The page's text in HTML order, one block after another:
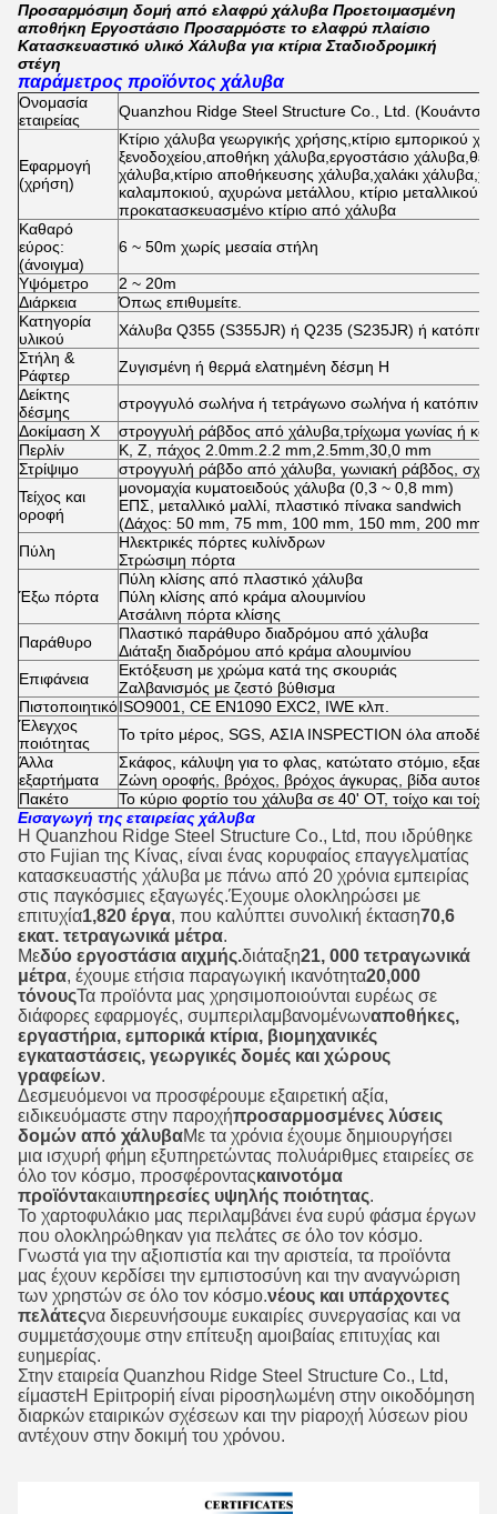
Προσαρμόσιμη δομή από ελαφρύ χάλυβα Προετοιμασμένη
αποθήκη Εργοστάσιο Προσαρμόστε το ελαφρύ πλαίσιο
Κατασκευαστικό υλικό Χάλυβα για κτίρια Σταδιοδρομική
στέγη
παράμετρος προϊόντος χάλυβα
Ονομασία
εταιρείας
Quanzhou Ridge Steel Structure Co., Ltd.
Εφαρμογή
(χρήση)
Κτίριο χάλυβα γεωργικής χρήσης,κτίριο εμπορικού
ξενοδοχείου,αποθήκη χάλυβα,εργοστάσιο
χάλυβα,κτίριο αποθήκευσης χάλυβα,χαλάκι
καλαμποκιού, αχυρώνα μετάλλου, κτίριο μεταλλικού
προκατασκευασμένο κτίριο από χάλυβα
Καθαρό
εύρος:
(άνοιγμα)
6 ~ 50m χωρίς μεσαία στήλη
Υψόμετρο
2 ~ 20m
Διάρκεια
Όπως επιθυμείτε.
Κατηγορία
υλικού
Χάλυβα Q355 (S355JR) ή Q235 (S235JR) ή κατόπιν
Στήλη &
Ράφτερ
Ζυγισμένη ή θερμά ελατημένη δέσμη H
Δείκτης
δέσμης
στρογγυλό σωλήνα ή τετράγωνο σωλήνα ή κατόπιν
Δοκίμαση X
στρογγυλή ράβδος από χάλυβα,τρίχωμα γωνίας ή
Περλίν
Κ, Ζ, πάχος 2.0mm.2.2 mm,2.5mm,30,0 mm
Στρίψιμο
στρογγυλή ράβδο από χάλυβα, γωνιακή ράβδος,
Τείχος και
οροφή
μονομαχία κυματοειδούς χάλυβα (0,3 ~ 0,8 mm)
ΕΠΣ, μεταλλικό μαλλί, πλαστικό πίνακα sandwich
(Δάχος: 50 mm, 75 mm, 100 mm, 150 mm, 200 mm)
Πύλη
Ηλεκτρικές πόρτες κυλίνδρων
Στρώσιμη πόρτα
Έξω πόρτα
Πύλη κλίσης από πλαστικό χάλυβα
Πύλη κλίσης από κράμα αλουμινίου
Ατσάλινη πόρτα κλίσης
Παράθυρο
Πλαστικό παράθυρο διαδρόμου από χάλυβα
Διάταξη διαδρόμου από κράμα αλουμινίου
Επιφάνεια
Εκτόξευση με χρώμα κατά της σκουριάς
Ζαλβανισμός με ζεστό βύθισμα
ΠιστοποιητικόISO9001, CE EN1090 EXC2, IWE κλπ.
Έλεγχος
ποιότητας
Το τρίτο μέρος, SGS, ΑΣΙΑ INSPECTION όλα
Άλλα
εξαρτήματα
Σκάφος, κάλυψη για το φλας, κατώτατο στόμιο,
Ζώνη οροφής, βρόχος, βρόχος άγκυρας, βίδα
Πακέτο
Το κύριο φορτίο του χάλυβα σε 40' OT, τοίχο και
Εισαγωγή της εταιρείας χάλυβα
Η Quanzhou Ridge Steel Structure Co., Ltd, που ιδρύθηκε
στο Fujian της Κίνας, είναι ένας κορυφαίος επαγγελματίας
κατασκευαστής χάλυβα με πάνω από 20 χρόνια εμπειρίας
στις παγκόσμιες εξαγωγές.Έχουμε ολοκληρώσει με
επιτυχία1,820 έργα, που καλύπτει συνολική έκταση70,6
εκατ. τετραγωνικά μέτρα.
Μεδύο εργοστάσια αιχμής.διάταξη21, 000 τετραγωνικά
μέτρα, έχουμε ετήσια παραγωγική ικανότητα20,000
τόνουςΤα προϊόντα μας χρησιμοποιούνται ευρέως σε
διάφορες εφαρμογές, συμπεριλαμβανομένωναποθήκες,
εργαστήρια, εμπορικά κτίρια, βιομηχανικές
εγκαταστάσεις, γεωργικές δομές και χώρους
γραφείων.
Δεσμευόμενοι να προσφέρουμε εξαιρετική αξία,
ειδικευόμαστε στην παροχήπροσαρμοσμένες λύσεις
δομών από χάλυβαΜε τα χρόνια έχουμε δημιουργήσει
μια ισχυρή φήμη εξυπηρετώντας πολυάριθμες εταιρείες σε
όλο τον κόσμο, προσφέρονταςκαινοτόμα
προϊόντακαιυπηρεσίες υψηλής ποιότητας.
Το χαρτοφυλάκιο μας περιλαμβάνει ένα ευρύ φάσμα έργων
που ολοκληρώθηκαν για πελάτες σε όλο τον κόσμο.
Γνωστά για την αξιοπιστία και την αριστεία, τα προϊόντα
μας έχουν κερδίσει την εμπιστοσύνη και την αναγνώριση
των χρηστών σε όλο τον κόσμο.νέους και υπάρχοντες
πελάτεςνα διερευνήσουμε ευκαιρίες συνεργασίας και να
συμμετάσχουμε στην επίτευξη αμοιβαίας επιτυχίας και
ευημερίας.
Στην εταιρεία Quanzhou Ridge Steel Structure Co., Ltd,
είμαστεΗ Εpiιτροpiή είναι piροσηλωμένη στην οικοδόμηση
διαρκών εταιρικών σχέσεων και την piαροχή λύσεων piου
αντέχουν στην δοκιμή του χρόνου.